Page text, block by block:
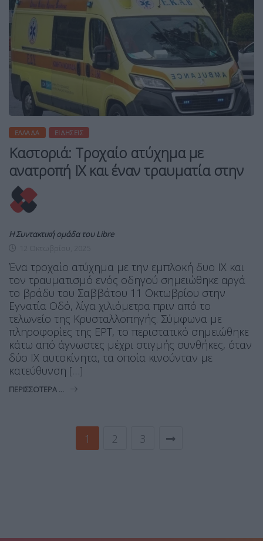
ΕΛΛΆΔΑ ΕΙΔΉΣΕΙΣ
Καστοριά: Τροχαίο ατύχημα με
ανατροπή ΙΧ και έναν τραυματία στην
Η Συντακτική ομάδα του Libre
12 Οκτωβρίου, 2025
Ένα τροχαίο ατύχημα με την εμπλοκή δυο ΙΧ και
τον τραυματισμό ενός οδηγού σημειώθηκε αργά
το βράδυ του Σαββάτου 11 Οκτωβρίου στην
Εγνατία Οδό, λίγα χιλιόμετρα πριν από το
τελωνείο της Κρυσταλλοπηγής. Σύμφωνα με
πληροφορίες της ΕΡΤ, το περιστατικό σημειώθηκε
κάτω από άγνωστες μέχρι στιγμής συνθήκες, όταν
δύο ΙΧ αυτοκίνητα, τα οποία κινούνταν με
κατεύθυνση […]
ΠΕΡΙΣΣΌΤΕΡΑ ...
1 2 3